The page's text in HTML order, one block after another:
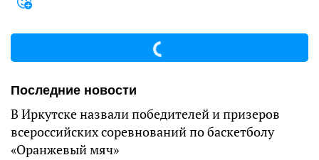
Последние новости
В Иркутске назвали победителей и призеров
всероссийских соревнований по баскетболу
«Оранжевый мяч»